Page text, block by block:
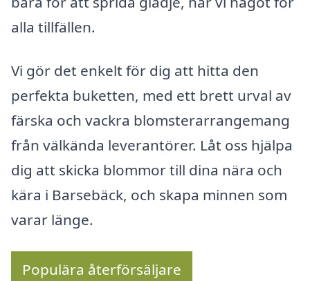
alla tillfällen.
Vi gör det enkelt för dig att hitta den
perfekta buketten, med ett brett urval av
färska och vackra blomsterarrangemang
från välkända leverantörer. Låt oss hjälpa
dig att skicka blommor till dina nära och
kära i Barsebäck, och skapa minnen som
varar länge.
Populära återförsäljare